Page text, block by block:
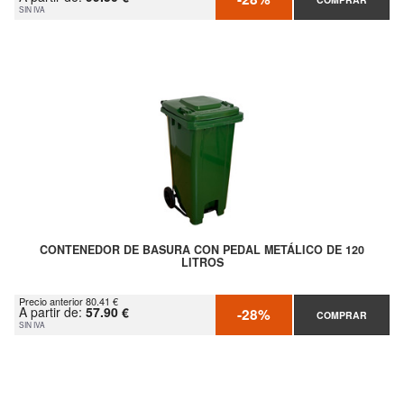
SIN IVA
CONTENEDOR DE BASURA CON PEDAL METÁLICO DE 120
LITROS
Precio anterior 80.41 €
A partir de: 57.90 €
SIN IVA -28% COMPRAR